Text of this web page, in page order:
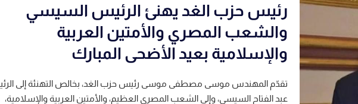
رئيس حزب الغد يهنئ الرئيس السيسي
والشعب المصري والأمتين العربية
والإسلامية بعيد الأضحى المبارك
تقدّم المهندس موسى مصطفى موسى رئيس حزب الغد، بخالص التهنئة إلى
عبد الفتاح السيسي، وإلى الشعب المصري العظيم، والأمتين العربية والإسلامية،